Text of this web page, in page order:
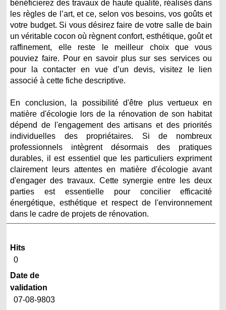
bénéficierez des travaux de haute qualité, réalisés dans
les règles de l’art, et ce, selon vos besoins, vos goûts et
votre budget. Si vous désirez faire de votre salle de bain
un véritable cocon où règnent confort, esthétique, goût et
raffinement, elle reste le meilleur choix que vous
pouviez faire. Pour en savoir plus sur ses services ou
pour la contacter en vue d’un devis, visitez le lien
associé à cette fiche descriptive.
En conclusion, la possibilité d'être plus vertueux en
matière d'écologie lors de la rénovation de son habitat
dépend de l'engagement des artisans et des priorités
individuelles des propriétaires. Si de nombreux
professionnels intègrent désormais des pratiques
durables, il est essentiel que les particuliers expriment
clairement leurs attentes en matière d'écologie avant
d'engager des travaux. Cette synergie entre les deux
parties est essentielle pour concilier efficacité
énergétique, esthétique et respect de l'environnement
dans le cadre de projets de rénovation.
Hits
0
Date de
validation
07-08-9803